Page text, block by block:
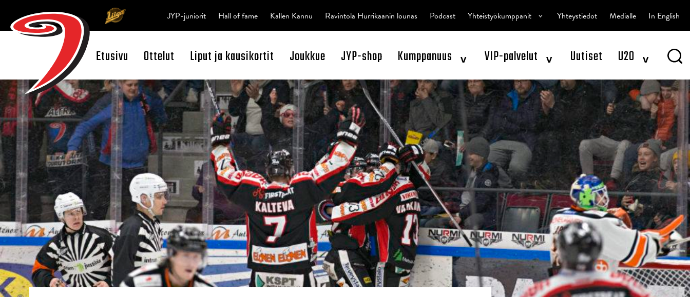
Open Search
Etusivu Ottelut Liput ja kausikortit Joukkue JYP-shop Kumppanuus ^ VIP-palvelut ^ Uutiset U20 ^
JYP-juniorit Hall of fame Kallen Kannu Ravintola Hurrikaanin lounas Podcast Yhteistyökumppanit ^ Yhteystiedot Medialle In English